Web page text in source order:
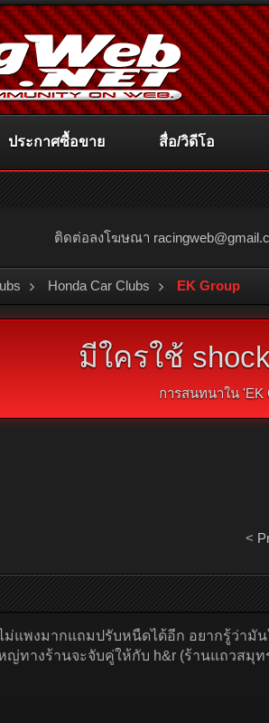
ติดต่อลงโฆษณา
Honda Car Clubs EK Group
มีใครใช้
การสนทนาใน 'EK
<
ม่แพงมากแถมปรับหนืดได้อีก อยากรู้ว่ามั
ญ่ทางร้านจะจับคู่ให้กับ h&r (ร้านแถวสมุ
ประกาศซื้อขาย สื่อ/วิดีโอ